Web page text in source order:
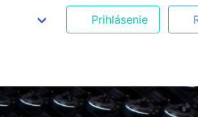
Prihlásenie